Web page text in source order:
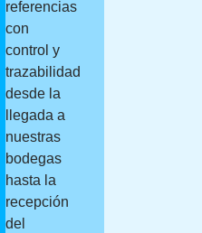
referencias
con
control y
trazabilidad
desde la
llegada a
nuestras
bodegas
hasta la
recepción
del